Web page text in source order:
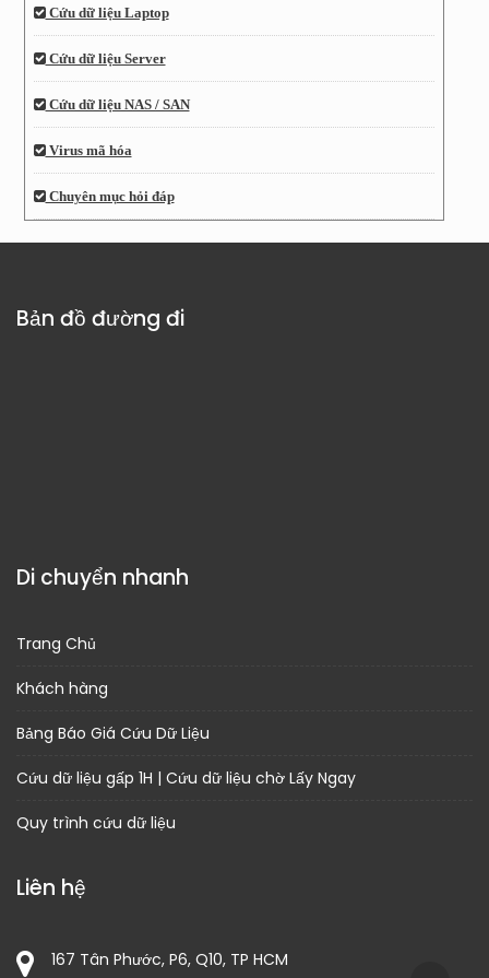
Cứu dữ liệu Laptop
Cứu dữ liệu Server
Cứu dữ liệu NAS / SAN
Virus mã hóa
Chuyên mục hỏi đáp
Bản đồ đường đi
Di chuyển nhanh
Trang Chủ
Khách hàng
Bảng Báo Giá Cứu Dữ Liệu
Cứu dữ liệu gấp 1H | Cứu dữ liệu chờ Lấy Ngay
Quy trình cứu dữ liệu
Liên hệ
167 Tân Phước, P6, Q10, TP HCM